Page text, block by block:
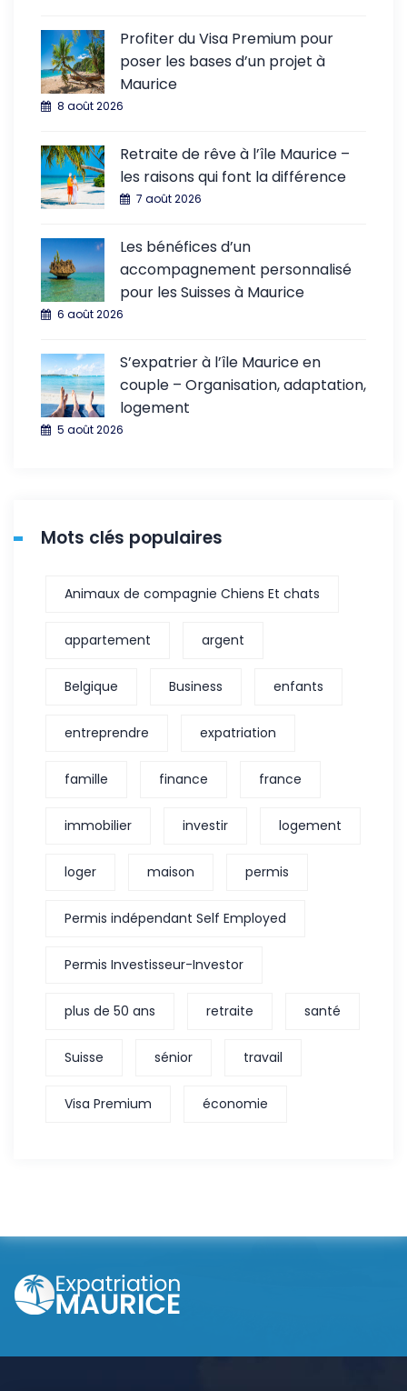
Profiter du Visa Premium pour
poser les bases d’un projet à
Maurice
8 août 2026
Retraite de rêve à l’île Maurice –
les raisons qui font la différence
7 août 2026
Les bénéfices d’un
accompagnement personnalisé
pour les Suisses à Maurice
6 août 2026
S’expatrier à l’île Maurice en
couple – Organisation, adaptation,
logement
5 août 2026
Mots clés populaires
Animaux de compagnie Chiens Et chats
appartement argent
Belgique Business enfants
entreprendre expatriation
famille finance france
immobilier investir logement
loger maison permis
Permis indépendant Self Employed
Permis Investisseur-Investor
plus de 50 ans retraite santé
Suisse sénior travail
Visa Premium économie